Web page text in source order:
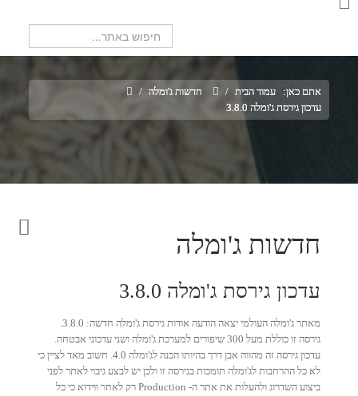
אתם כאן: עמוד הבית / חדשות ג'ומלה /
עדכון גירסת ג'ומלה 3.8.0
חדשות ג'ומלה
עדכון גירסת ג'ומלה 3.8.0
מאתר ג'ומלה העולמי יצאה הודעה אודות גירסת ג'ומלה חדשה: 3.8.0.
גירסה זו כוללת מעל 300 שיפורים למערכת ג'ומלה ושני עדכוני אבטחה.
עדכון גירסה זה מהווה אבן דרך בהיותו הכנה לג'ומלה 4.0. חשוב מאד לציין כי
לא כל ההרחבות לג'ומלה תומכות בגירסה זו ולכן יש לבצע גיבוי לאתר לפני
ביצוע השדרוג ולהעלות את אתר ה- Production רק לאחר ווידוא כי כל